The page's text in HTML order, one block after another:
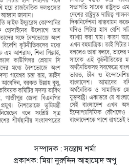
সম্পাদক : সন্তোষ শর্মা
প্রকাশক: মিয়া নুরুদ্দিন আহাম্মেদ অপু